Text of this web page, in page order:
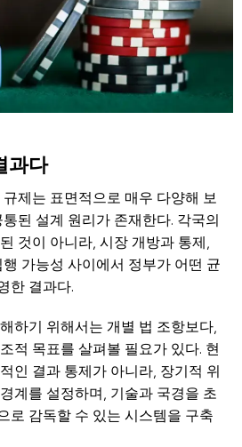
과다
제는 표면적으로 매우 다양해 보
된 설계 원리가 존재한다. 각국의
것이 아니라, 시장 개방과 통제,
가능성 사이에서 정부가 어떤 균
한 결과다.
하기 위해서는 개별 법 조항보다,
적 목표를 살펴볼 필요가 있다. 현
인 결과 통제가 아니라, 장기적 위
계를 설정하며, 기술과 국경을 초
로 감독할 수 있는 시스템을 구축